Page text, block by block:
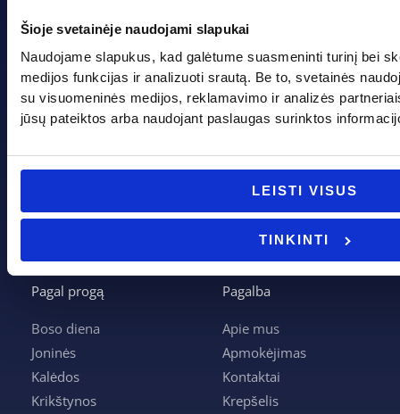
Šioje svetainėje naudojami slapukai
Naudojame slapukus, kad galėtume suasmeninti turinį bei
medijos funkcijas ir analizuoti srautą. Be to, svetainės
su visuomeninės medijos, reklamavimo ir analizės
jūsų pateiktos arba naudojant paslaugas surinktos
LEISTI VISUS
TINKINTI
PVM mokėtojo kodas: LT100013339311
Adresas: Tarpučių g. 166, LT-68132 Marijampolė
Telefonas:+370 662 41046
+370 662 41046
info@evadeco.net
Pagal progą
Boso diena
Joninės
Kalėdos
Krikštynos
Pagalba
Apie mus
Apmokėjimas
Kontaktai
Krepšelis